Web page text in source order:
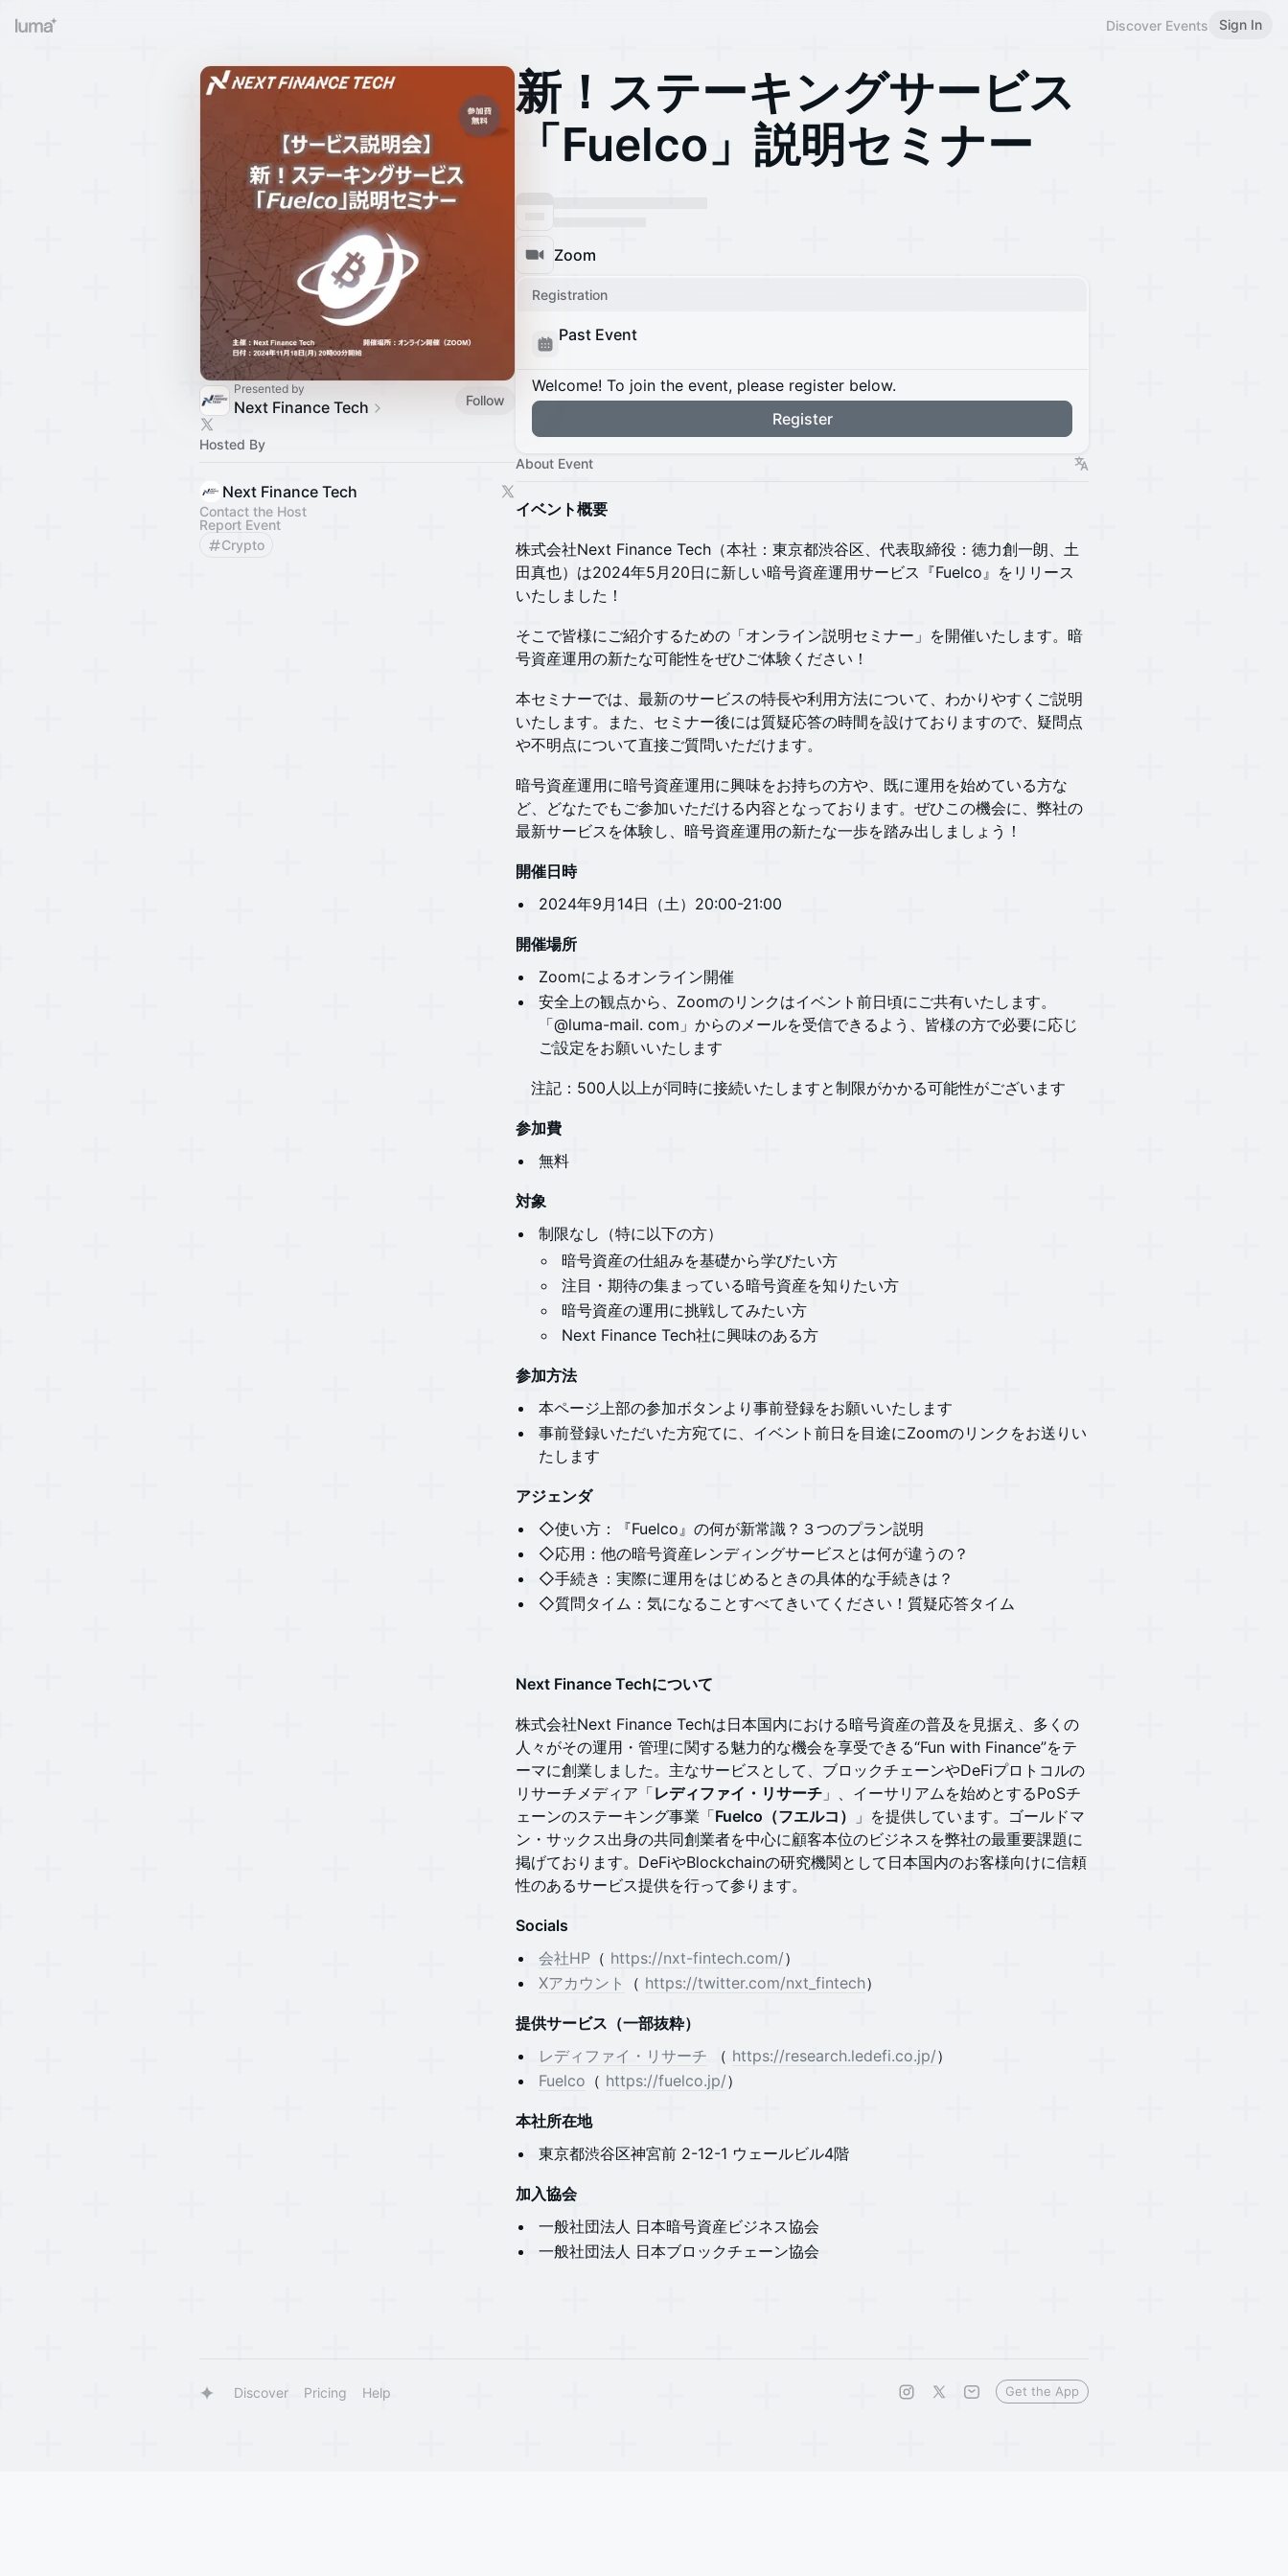
Discover Events Sign In
Presented by
Next Finance Tech Follow
Hosted By
Next Finance Tech
Contact the Host
Report Event
Crypto
新！ステーキングサービス
「Fuelco」説明セミナー
Zoom
Registration
Past Event
Welcome! To join the event, please register below.
Register
About Event
イベント概要
​​​​​​​株式会社Next Finance Tech（本社：東京都渋谷区、代表取締役：徳力創一朗、土
田真也）は2024年5月20日に新しい暗号資産運用サービス『Fuelco』をリリース
いたしました！
​そこで皆様にご紹介するための「オンライン説明セミナー」を開催いたします。暗
号資産運用の新たな可能性をぜひご体験ください！
​本セミナーでは、最新のサービスの特長や利用方法について、わかりやすくご説明
いたします。また、セミナー後には質疑応答の時間を設けておりますので、疑問点
や不明点について直接ご質問いただけます。
​暗号資産運用に暗号資産運用に興味をお持ちの方や、既に運用を始めている方な
ど、どなたでもご参加いただける内容となっております。ぜひこの機会に、弊社の
最新サービスを体験し、暗号資産運用の新たな一歩を踏み出しましょう！
開催日時
​​​​​​​2024年9月14日（土）20:00-21:00
開催場所
​​​​​Zoomによるオンライン開催
​​​​​安全上の観点から、Zoomのリンクはイベント前日頃に​​ご共有いたします。
「@luma-mail. com」からのメールを受信できるよう、皆様の方で必要に応じ
ご設定をお願いいたします
​​​​ 注記：500人以上が同時に接続いたしますと制限がかかる可能性がございます
参加費
​​​​​​​無料
対象
​​​​​​​制限なし（特に以下の方）
​​​​​暗号資産の仕組みを基礎から学びたい方
​​​​​注目・期待の集まっている暗号資産を知りたい方
​​​​​暗号資産の運用に挑戦してみたい方
​​​​​​​Next Finance Tech社に興味のある方
参加方法
​​​​​​​本ページ上部の参加ボタンより事前登録をお願いいたします
​​​​​事前登録いただいた方宛てに、イベント前日を目途にZoomのリンクをお送りい
たします
​​​​​​​アジェンダ
​◇使い方：『Fuelco』の何が新常識？３つのプラン説明
​◇応用：他の暗号資産レンディングサービスとは何が違うの？
​◇手続き：実際に運用をはじめるときの具体的な手続きは？
​◇質問タイム：気になることすべてきいてください！質疑応答タイム
​​​​​​​Next Finance Techについて​​​​​
​株式会社Next Finance Techは日本国内における暗号資産の普及を見据え、多くの
人々がその運用・管理に関する魅力的な機会を享受できる“Fun with Finance”をテ
ーマに創業しました。主なサービスとして、ブロックチェーンやDeFiプロトコルの
リサーチメディア「レディファイ・リサーチ 」、イーサリアムを始めとするPoSチ
ェーンのステーキング事業「Fuelco（フエルコ）
」を提供しています。ゴールドマ
ン・サックス出身の共同創業者を中心に顧客本位のビジネスを弊社の最重要課題に
掲げております。DeFiやBlockchainの研究機関として日本国内のお客様向けに信頼
性のあるサービス提供を行って参ります。
Socials
会社HP （ https://nxt-fintech.com/）
Xアカウント
（ https://twitter.com/nxt_fintech）
提供サービス（一部抜粋）
レディファイ・リサーチ （ https://research.ledefi.co.jp/）
​Fuelco （ https://fuelco.jp/）
本社所在地
​​​​​​​東京都渋谷区神宮前 2-12-1 ウェールビル4階
加入協会
​​​​​​​一般社団法人 日本暗号資産ビジネス協会
​​​​​​​一般社団法人 日本ブロックチェーン協会
Discover Pricing Help Get the App